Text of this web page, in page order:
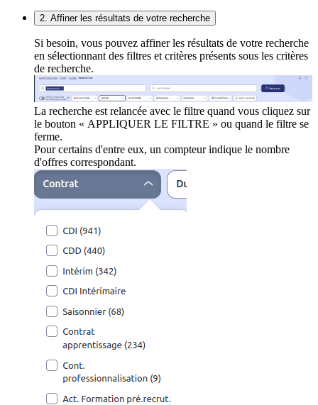
2. Affiner les résultats de votre recherche
Si besoin, vous pouvez affiner les résultats de votre recherche
en sélectionnant des filtres et critères présents sous les critères
de recherche.
La recherche est relancée avec le filtre quand vous cliquez sur
le bouton « APPLIQUER LE FILTRE » ou quand le filtre se
ferme.
Pour certains d'entre eux, un compteur indique le nombre
d'offres correspondant.